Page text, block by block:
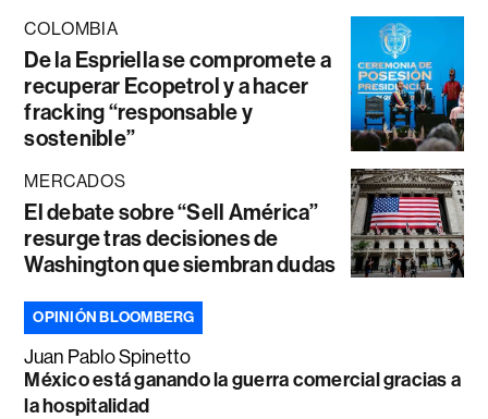
COLOMBIA
De la Espriella se compromete a
recuperar Ecopetrol y a hacer
fracking “responsable y
sostenible”
MERCADOS
El debate sobre “Sell América”
resurge tras decisiones de
Washington que siembran dudas
OPINIÓN BLOOMBERG
Juan Pablo Spinetto
México está ganando la guerra comercial gracias a
la hospitalidad